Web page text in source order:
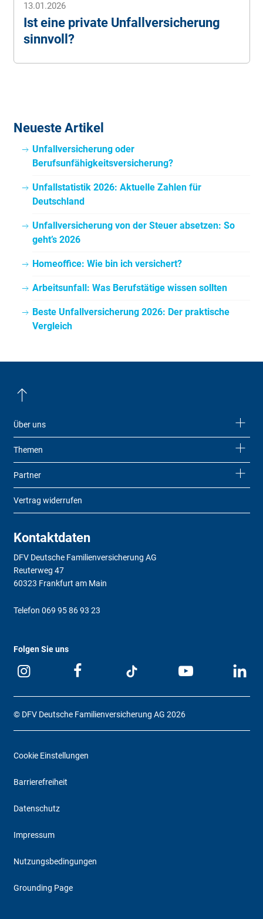
13.01.2026
Ist eine private Unfallversicherung
sinnvoll?
Neueste Artikel
Unfallversicherung oder
Berufsunfähigkeitsversicherung?
Unfallstatistik 2026: Aktuelle Zahlen für
Deutschland
Unfallversicherung von der Steuer absetzen: So
geht’s 2026
Homeoffice: Wie bin ich versichert?
Arbeitsunfall: Was Berufstätige wissen sollten
Beste Unfallversicherung 2026: Der praktische
Vergleich
Über uns
Themen
Partner
Vertrag widerrufen
Kontaktdaten
DFV Deutsche Familienversicherung AG
Reuterweg 47
60323 Frankfurt am Main
Telefon 069 95 86 93 23
Folgen Sie uns
© DFV Deutsche Familienversicherung AG 2026
Cookie Einstellungen
Barrierefreiheit
Datenschutz
Impressum
Nutzungsbedingungen
Grounding Page